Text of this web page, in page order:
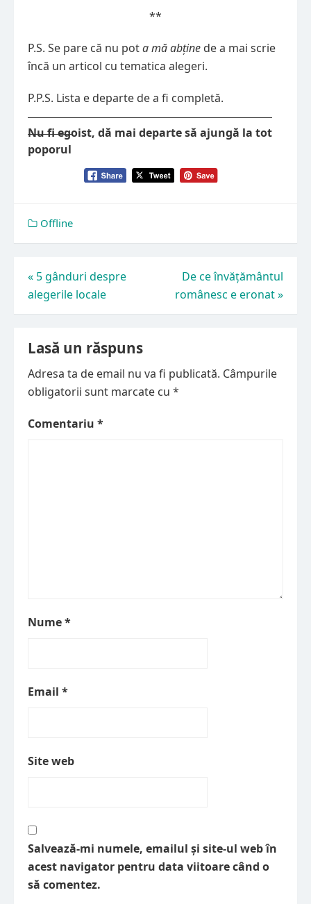
**
P.S. Se pare că nu pota mă abține de a mai scrie
încă un articol cu tematica alegeri.
P.P.S. Lista e departe de a fi completă.
Nu fi egoist, dă mai departe să ajungă la tot
poporul
Offline
Navigare
în
« 5 gânduri despre
alegerile locale
De ce învățământul
românesc e eronat»
Lasă un răspuns
Adresa ta de email nu va fi publicată. Câmpurile
obligatorii sunt marcate cu *
Comentariu *
Nume*
Email *
Site web
Salvează-mi numele, emailul și site-ul web în
acest navigator pentru data viitoare când o
să comentez.